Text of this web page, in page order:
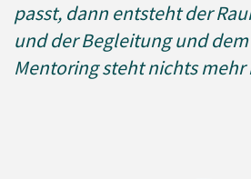
passt, dann entsteht der
und der Begleitung und
Mentoring steht nichts mehr